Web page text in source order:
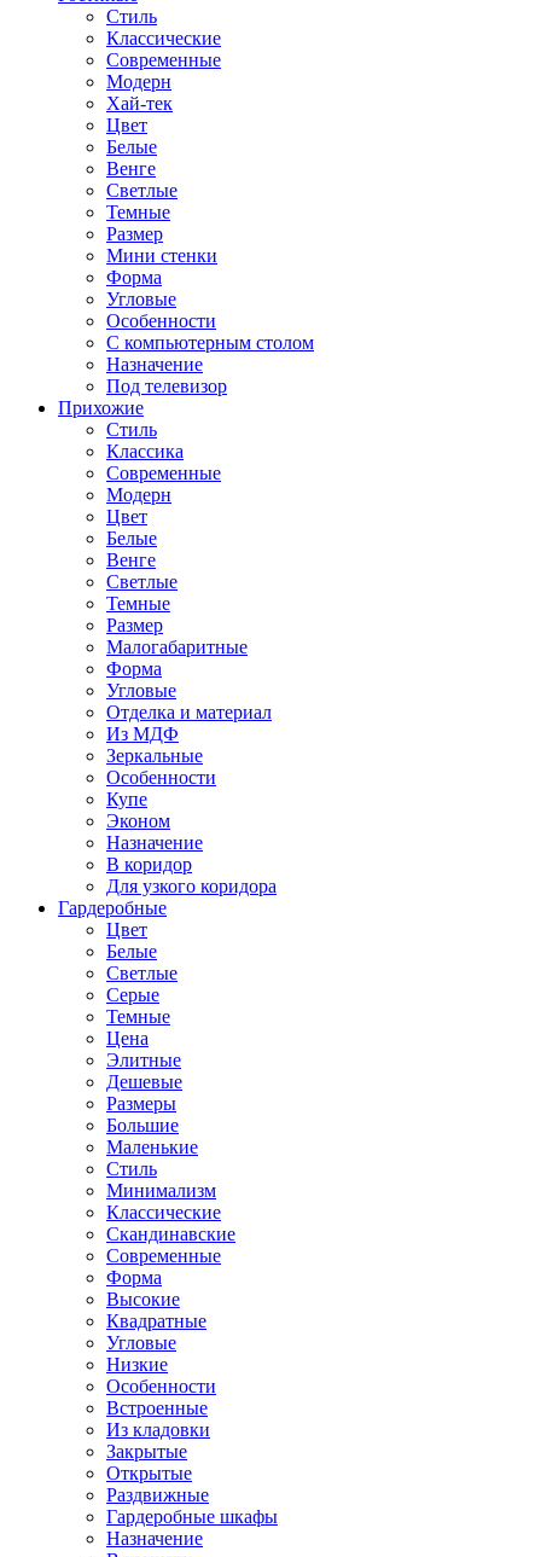
Стиль
Классические
Современные
Модерн
Хай-тек
Цвет
Белые
Венге
Светлые
Темные
Размер
Мини стенки
Форма
Угловые
Особенности
С компьютерным столом
Назначение
Под телевизор
Прихожие
Стиль
Классика
Современные
Модерн
Цвет
Белые
Венге
Светлые
Темные
Размер
Малогабаритные
Форма
Угловые
Отделка и материал
Из МДФ
Зеркальные
Особенности
Купе
Эконом
Назначение
В коридор
Для узкого коридора
Гардеробные
Цвет
Белые
Светлые
Серые
Темные
Цена
Элитные
Дешевые
Размеры
Большие
Маленькие
Стиль
Минимализм
Классические
Скандинавские
Современные
Форма
Высокие
Квадратные
Угловые
Низкие
Особенности
Встроенные
Из кладовки
Закрытые
Открытые
Раздвижные
Гардеробные шкафы
Назначение